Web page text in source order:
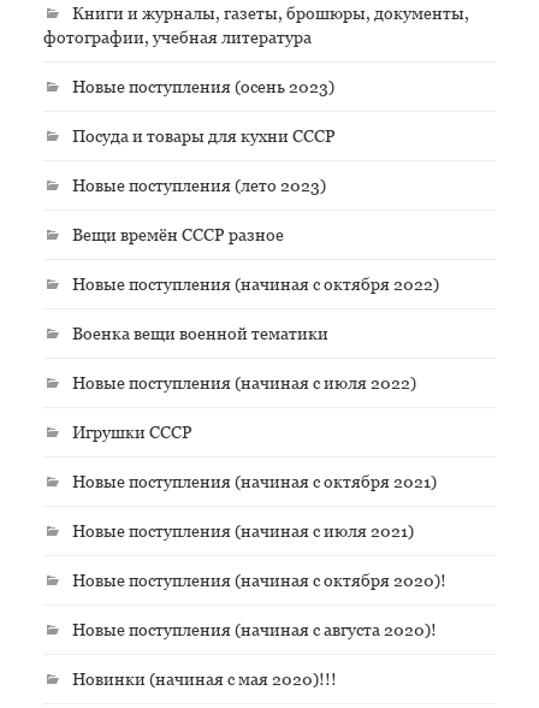
Книги и журналы, газеты, брошюры, документы,
фотографии, учебная литература
Новые поступления (осень 2023)
Посуда и товары для кухни СССР
Новые поступления (лето 2023)
Вещи времён СССР разное
Новые поступления (начиная с октября 2022)
Военка вещи военной тематики
Новые поступления (начиная с июля 2022)
Игрушки СССР
Новые поступления (начиная с октября 2021)
Новые поступления (начиная с июля 2021)
Новые поступления (начиная с октября 2020)!
Новые поступления (начиная с августа 2020)!
Новинки (начиная с мая 2020)!!!